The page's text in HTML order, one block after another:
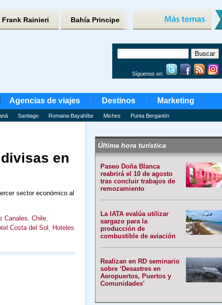
Frank Rainieri Bahía Principe
Síguenos en:
Agencias de viajes Destinos Marketing
Santiago Romana-Bayahíbe Miches Punta Bergantín
en
sector económico al
Canales, Chile,
Costa del Sol , Hoteles
Última hora turística
Paseo Doña Blanca
reabrirá el 10 de agosto
tras concluir trabajos de
remozamiento
La IATA evalúa utilizar
sargazo para la
producción de
combustible de aviación
Realizan en RD seminario
sobre ‘Desastres en
Aeropuertos, Puertos y
Comunidades’